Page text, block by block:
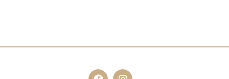
MODA